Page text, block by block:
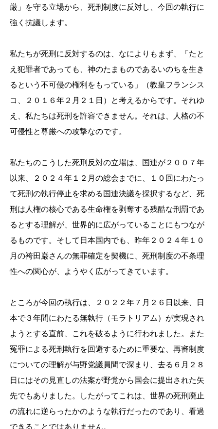
厳」を守る立場から、死刑制度に反対し、今回の執行に
強く抗議します。
私たちが死刑に反対するのは、なによりもまず、「たと
え犯罪者であっても、神のたまものであるいのちを生き
るという不可侵の権利をもっている」（教皇フランシス
コ、２０１６年２月２１日）と考えるからです。それゆ
え、私たちは死刑を許容できません。それは、人格の不
可侵性と尊厳への攻撃なのです。
私たちのこうした死刑反対の立場は、国連が２００７年
以来、２０２４年１２月の総会までに、１０回にわたっ
て死刑の執行停止を求める国連決議を採択するなど、死
刑は人権の核心である生命権を剥奪する残酷な刑罰であ
るとする理解が、世界的に広がっていることにもつなが
るものです。そして日本国内でも、昨年２０２４年１０
月の袴田巌さんの無罪確定を契機に、死刑制度の不条理
性への関心が、ようやく広がってきています。
ところが今回の執行は、２０２２年７月２６日以来、日
本で３年間にわたる無執行（モラトリアム）が実現され
ようとする直前、これを破るように行われました。また
冤罪による死刑執行を回避するために重要な、再審制度
についての理解が与野党議員間で深まり、去る６月２８
日にはその見直しの法案が野党から国会に提出された矢
先でもありました。したがってこれは、世界の死刑廃止
の流れに逆らったかのような執行だったのであり、看過
できることではありません。